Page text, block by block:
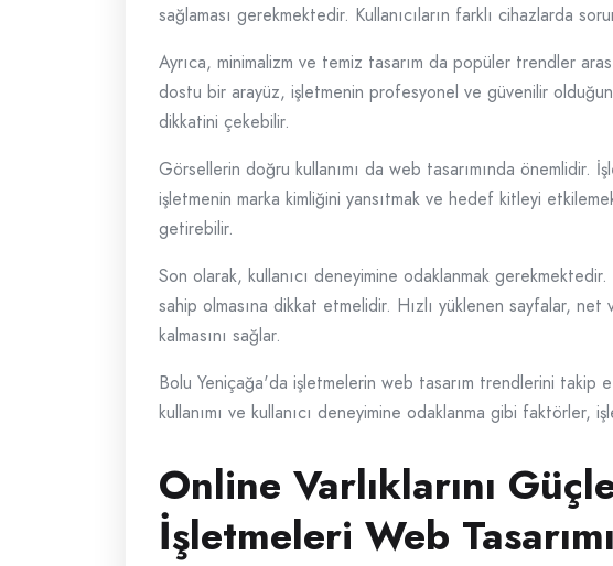
sağlaması gerekmektedir. Kullanıcıların farklı cihazlarda
Ayrıca, minimalizm ve temiz tasarım da popüler trendler
dostu bir arayüz, işletmenin profesyonel ve güvenilir
dikkatini çekebilir.
Görsellerin doğru kullanımı da web tasarımında
işletmenin marka kimliğini yansıtmak ve hedef kitleyi
getirebilir.
Son olarak, kullanıcı deneyimine odaklanmak
sahip olmasına dikkat etmelidir. Hızlı yüklenen sayfalar,
kalmasını sağlar.
Bolu Yeniçağa'da işletmelerin web tasarım trendlerini takip
kullanımı ve kullanıcı deneyimine odaklanma gibi
Online Varlıklarını
İşletmeleri Web